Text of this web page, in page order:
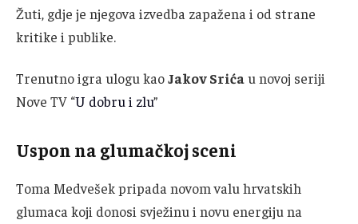
Žuti, gdje je njegova izvedba zapažena i od strane
kritike i publike.
Trenutno igra ulogu kaoJakov Srićau novoj seriji
Nove TV “U dobru i zlu”
Uspon na glumačkoj sceni
Toma Medvešek pripada novom valu hrvatskih
glumaca koji donosi svježinu i novu energiju na